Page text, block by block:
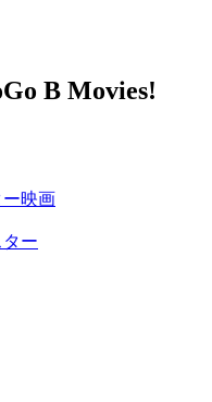
B Movies!
映画
ー